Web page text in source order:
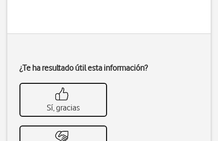
¿Te ha resultado útil esta información?
Sí, gracias